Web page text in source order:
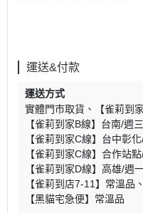
運送&付款
運送方式
實體門市取貨
【雀莉到
【雀莉到家B線】台南/週三
【雀莉到家C線】台中彰
【雀莉到家C線】合作站
【雀莉到家D線】高雄/週
【雀莉到店7-11】常溫品
【黑貓宅急便】常溫品